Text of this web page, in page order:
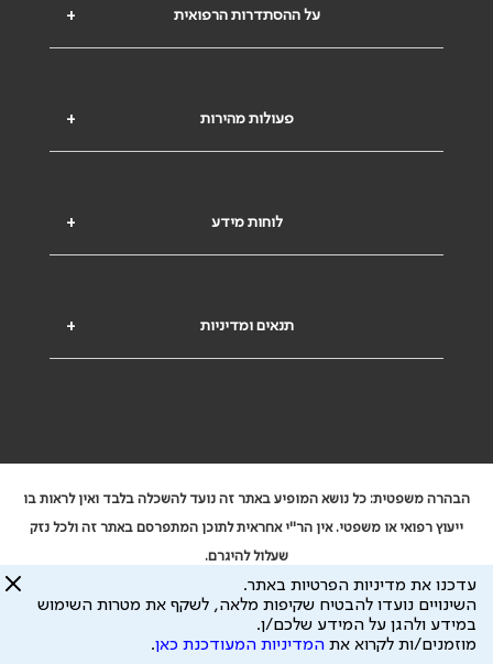
+ על ההסתדרות הרפואית
+ פעולות מהירות
+ לוחות מידע
+ תנאים ומדיניות
הבהרה משפטית: כל נושא המופיע באתר זה נועד להשכלה בלבד ואין לראות בו
ייעוץ רפואי או משפטי. אין הר"י אחראית לתוכן המתפרסם באתר זה ולכל נזק
שעלול להיגרם.
ידוע לי שהר"י אוספת ושומרת מידע אישי לצורך מתן השרות וכי חלק ממנו עשוי
להיות מועבר לצדדים שלישיים, הכל בכפוף למדיניות הפרטיות ולתנאי השימוש
כל הזכויות על המידע באתר שייכות להסתדרות הרפואית בישראל.
עדכנו את מדיניות הפרטיות באתר.
השינויים נועדו להבטיח שקיפות מלאה, לשקף את מטרות השימוש
במידע ולהגן על המידע שלכם/ן.
מוזמנים/ות לקרוא את המדיניות המעודכנת כאן.